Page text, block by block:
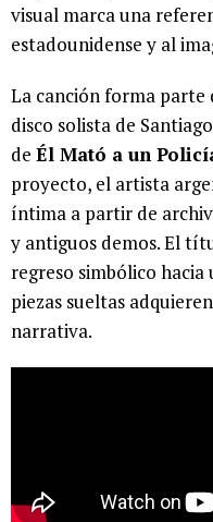
visual marca una
estadounidense y al
La canción forma parte
disco solista de
de Él Mató a un
proyecto, el artista
íntima a partir de
y antiguos demos. El
regreso simbólico
piezas sueltas
narrativa.